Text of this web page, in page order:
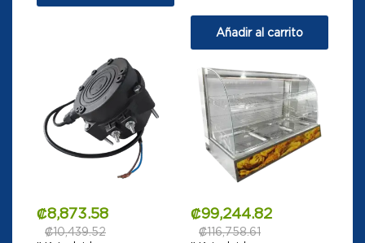
Añadir al carrito
₡8,873.58
₡10,439.52
₡99,244.82
₡116,758.61